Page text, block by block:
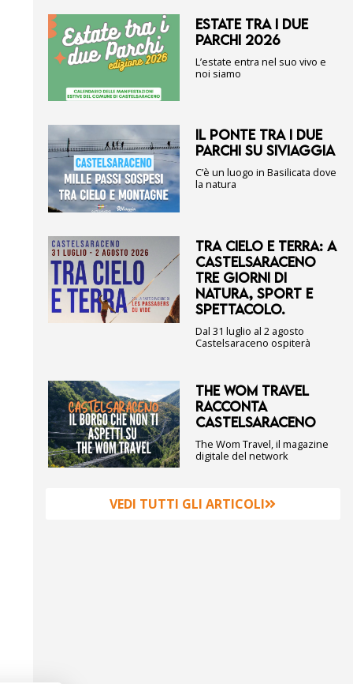
ESTATE TRA I DUE
PARCHI 2026
L’estate entra nel suo vivo e
noi siamo
IL PONTE TRA I DUE
PARCHI SU SIVIAGGIA
C’è un luogo in Basilicata dove
la natura
TRA CIELO E TERRA: A
CASTELSARACENO
TRE GIORNI DI
NATURA, SPORT E
SPETTACOLO.
Dal 31 luglio al 2 agosto
Castelsaraceno ospiterà
THE WOM TRAVEL
RACCONTA
CASTELSARACENO
The Wom Travel, il magazine
digitale del network
VEDI TUTTI GLI ARTICOLI